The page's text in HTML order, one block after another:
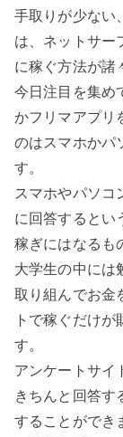
手取りが少ない
は、ネットサー
に稼ぐ方法が諸
今日注目を集め
かフリマアプリ
のはスマホかパ
す。
スマホやパソコ
に回答するとい
稼ぎにはなるも
大学生の中には
取り組んでお金
トで稼ぐだけ
す。
アンケートサイ
きちんと回答す
することができ